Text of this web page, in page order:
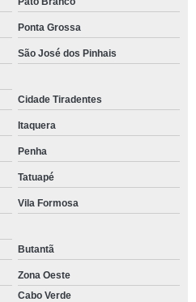
Ponta Grossa
São José dos Pinhais
Cidade Tiradentes
Itaquera
Penha
Tatuapé
Vila Formosa
Butantã
Zona Oeste
Cabo Verde